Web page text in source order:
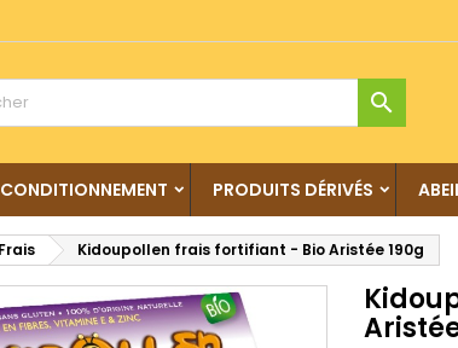

CONDITIONNEMENT PRODUITS DÉRIVÉS
Kidoupollen frais fortifiant - Bio Aristée 190g